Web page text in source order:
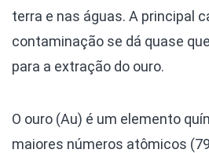
terra e nas águas. A principal
contaminação se dá quase
para a extração do ouro.
O ouro (Au) é um elemento
maiores números atômicos